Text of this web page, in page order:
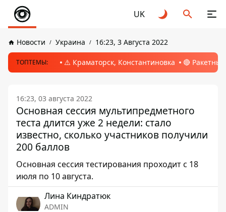
UK
Новости Украина 16:23, 3 Августа 2022
ТОПТЕМЫ: ⚠️ Краматорск, Константиновка 🔴
16:23, 03 августа 2022
Основная сессия мультипредметного
теста длится уже 2 недели: стало
известно, сколько участников получили
200 баллов
Основная сессия тестирования проходит с 18
июля по 10 августа.
Лина Киндратюк
ADMIN